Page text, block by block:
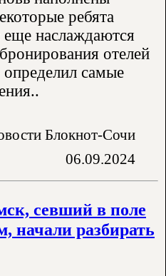
ребята
еще наслаждаются
отелей
самые
Блокнот-Сочи
06.09.2024
севший в поле
начали разбирать